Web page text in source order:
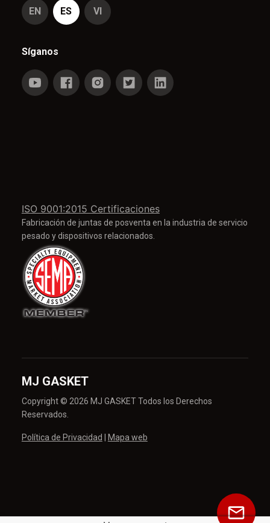
ISO 9001:2015 Certificaciones
Fabricación de juntas de posventa en la industria de servicio
pesado y dispositivos relacionados.
EN ES VI
Síganos
MJ GASKET
Copyright © 2026 MJ GASKET Todos los Derechos
Reservados.
Política de Privacidad Mapa web